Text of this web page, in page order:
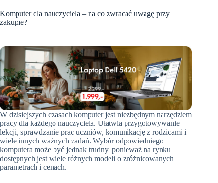
Komputer dla nauczyciela – na co zwracać uwagę przy
zakupie?
W dzisiejszych czasach komputer jest niezbędnym narzędziem
pracy dla każdego nauczyciela. Ułatwia przygotowywanie
lekcji, sprawdzanie prac uczniów, komunikację z rodzicami i
wiele innych ważnych zadań. Wybór odpowiedniego
komputera może być jednak trudny, ponieważ na rynku
dostępnych jest wiele różnych modeli o zróżnicowanych
parametrach i cenach.